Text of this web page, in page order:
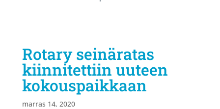
Rotary seinäratas
kiinnitettiin uuteen
kokouspaikkaan
marras 14, 2020